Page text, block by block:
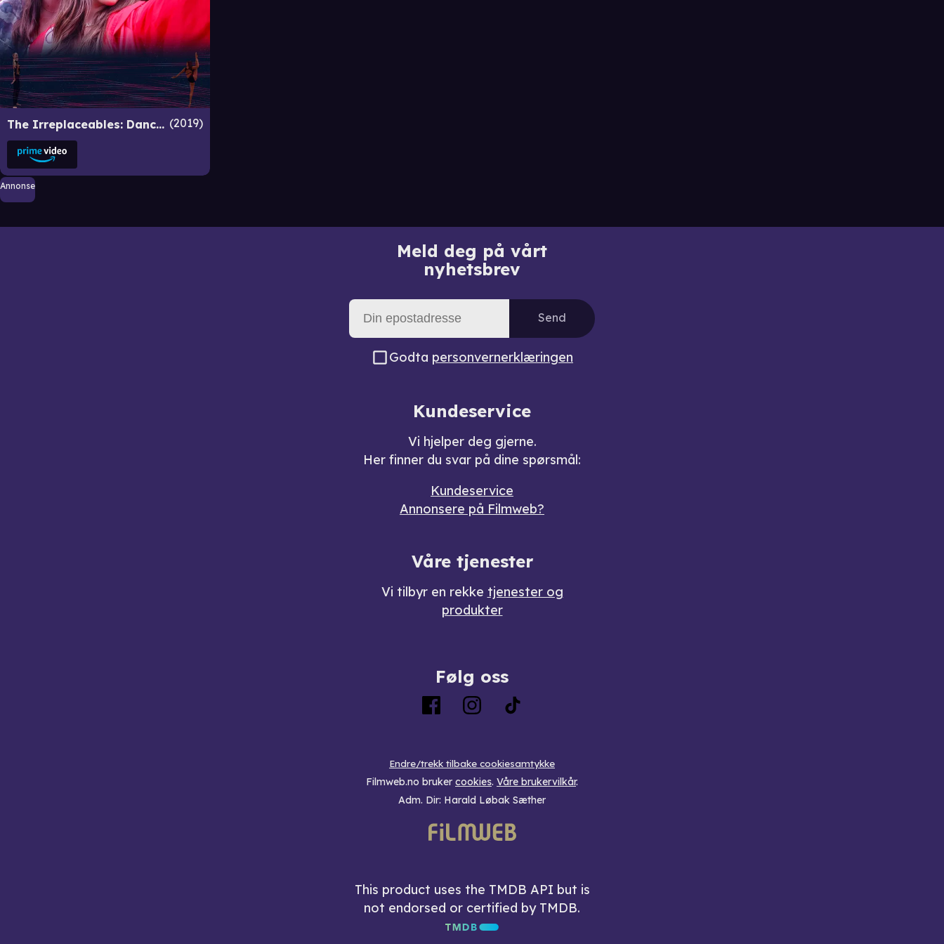
The Irreplaceables: Dance Movie 2019
Annonse
Meld deg på vårt
nyhetsbrev
Send
Godta personvernerklæringen
Kundeservice
Vi hjelper deg gjerne.
Her finner du svar på dine spørsmål:
Kundeservice
Annonsere på Filmweb?
Våre tjenester
Vi tilbyr en rekke tjenester og
produkter
Følg oss
Endre/trekk tilbake cookiesamtykke
Filmweb.no bruker cookies. Våre brukervilkår.
Adm. Dir: Harald Løbak Sæther
This product uses the TMDB API but is
not endorsed or certified by TMDB.